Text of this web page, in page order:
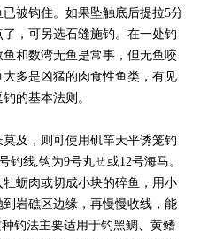
被钩住。如果坠触底后提拉5分
，可另选石缝施钓。在一处钓
和数湾无鱼是常事，但无鱼咬
多是凶猛的肉食性鱼类，有见
的基本法则。
及，则可使用矶竿天平诱笼钓
钓线,钩为9号丸ㄝ或12号海马。
蛎肉或切成小块的碎鱼，用小
岩礁区边缘，再慢慢收线，能
钓法主要适用于钓黑鲷、黄鳍